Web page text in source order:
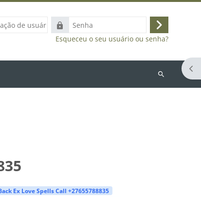
Senha
Acessar
Esqueceu o seu usuário ou senha?
Buscar
Ex Love Spells Call +27655788835